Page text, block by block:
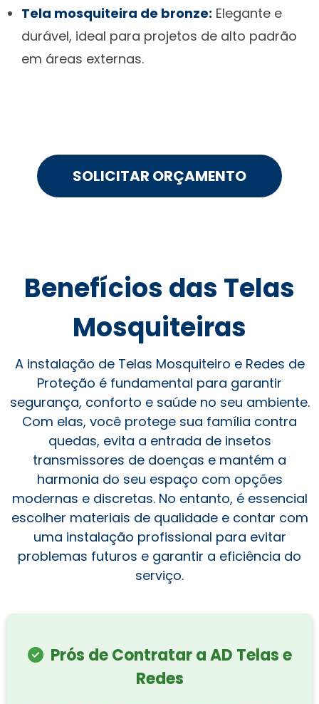
Tela mosquiteira de bronze: Elegante e
durável, ideal para projetos de alto padrão
em áreas externas.
SOLICITAR ORÇAMENTO
Benefícios das Telas
Mosquiteiras
A instalação de Telas Mosquiteiro e Redes de
Proteção é fundamental para garantir
segurança, conforto e saúde no seu ambiente.
Com elas, você protege sua família contra
quedas, evita a entrada de insetos
transmissores de doenças e mantém a
harmonia do seu espaço com opções
modernas e discretas. No entanto, é essencial
escolher materiais de qualidade e contar com
uma instalação profissional para evitar
problemas futuros e garantir a eficiência do
serviço.
Prós de Contratar a AD Telas e
Redes